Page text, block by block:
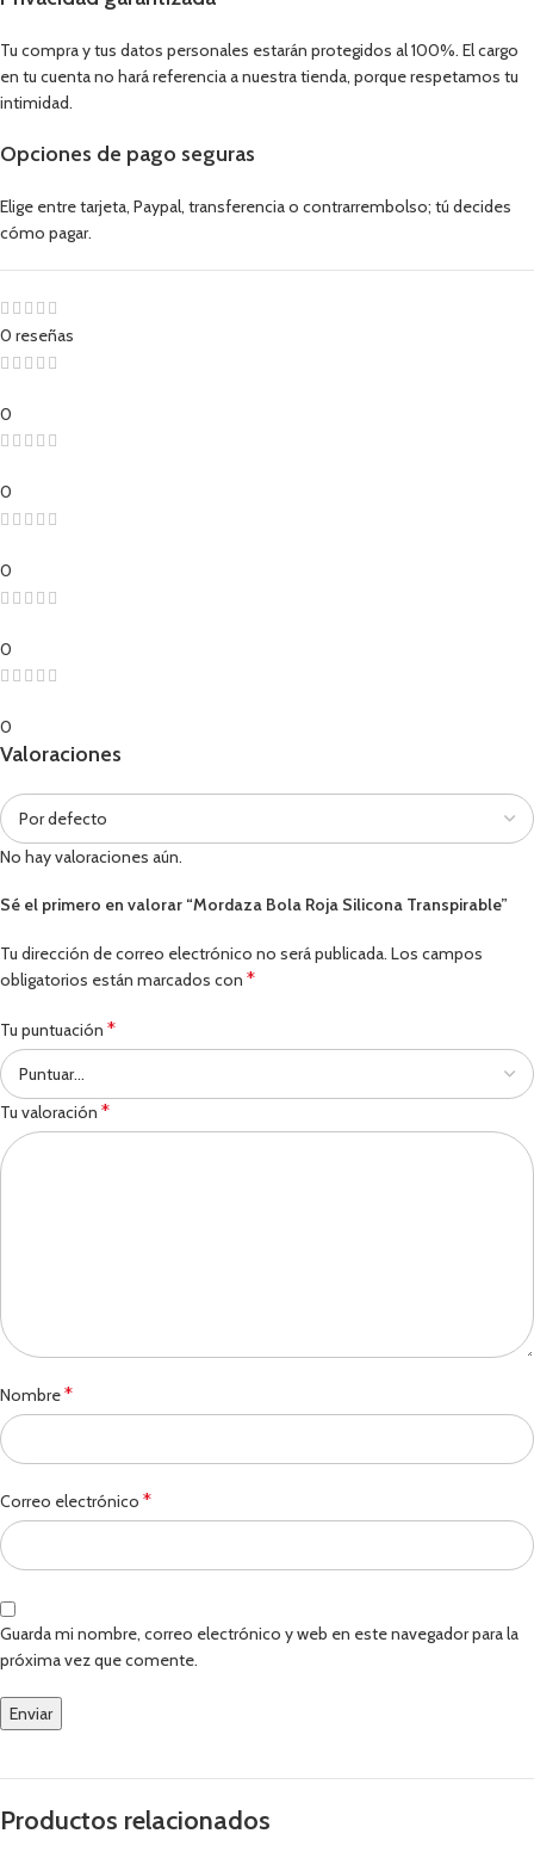
Tu compra y tus datos personales estarán protegidos al 100%. El cargo
en tu cuenta no hará referencia a nuestra tienda, porque respetamos tu
intimidad.
Opciones de pago seguras
Elige entre tarjeta, Paypal, transferencia o contrarrembolso; tú decides
cómo pagar.
0 reseñas
0
0
0
0
0
Valoraciones
No hay valoraciones aún.
Sé el primero en valorar “Mordaza Bola Roja Silicona Transpirable”
Tu dirección de correo electrónico no será publicada. Los campos
obligatorios están marcados con *
Tu puntuación *
Tu valoración *
Nombre*
Correo electrónico *
Guarda mi nombre, correo electrónico y web en este navegador para la
próxima vez que comente.
Productos relacionados